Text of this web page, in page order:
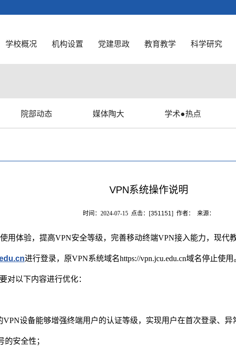
学校概况 机构设置 党建思政 教育教学 科学研究
院部动态 媒体陶大 学术●热点
VPN系统操作说明
时间：2024-07-15 点击：[351151] 作者： 来源：
用体验，提高VPN安全等级，完善移动终端VPN接入能力，现代
进行登录，原VPN系统域名https://vpn.jcu.edu.cn域名停止使用
对以下内容进行优化：
VPN设备能够增强终端用户的认证等级，实现用户在首次登录、
安全性；